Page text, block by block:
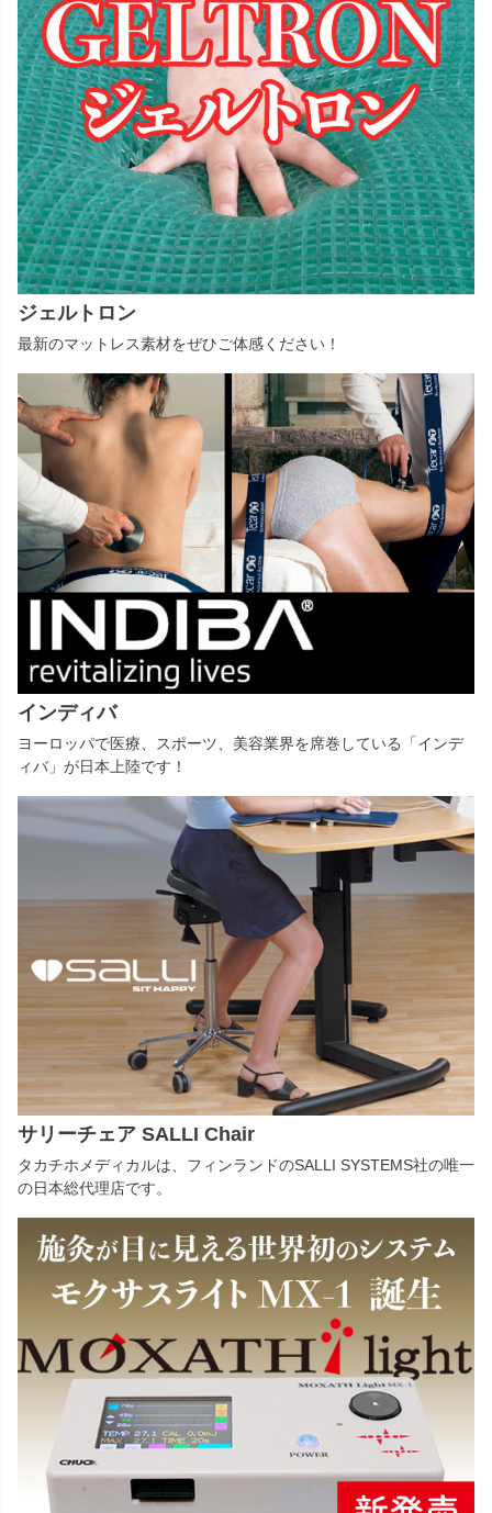
ジェルトロン
最新のマットレス素材をぜひご体感ください！
インディバ
ヨーロッパで医療、スポーツ、美容業界を席巻している「インデ
ィバ」が日本上陸です！
サリーチェア SALLI Chair
タカチホメディカルは、フィンランドのSALLI SYSTEMS社の唯一
の日本総代理店です。